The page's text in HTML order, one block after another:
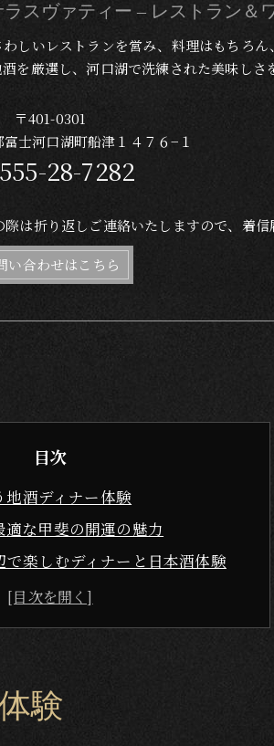
ラスヴァティー – レストラン＆
しいレストランを営み、料理はもちろ
を厳選し、河口湖で洗練された美味しさ
〒401-0301
士河口湖町船津１４７６−１
28-7282
は折り返しご連絡いたしますので、着信
い合わせはこちら
目次
酒ディナー体験
適な甲斐の開運の魅力
で楽しむディナーと日本酒体験
酒が引き立てるディナーの味わい
う甲斐の開運の選び方とポイント
材の絶妙な調和
開運のペアリングを愉しむ
験